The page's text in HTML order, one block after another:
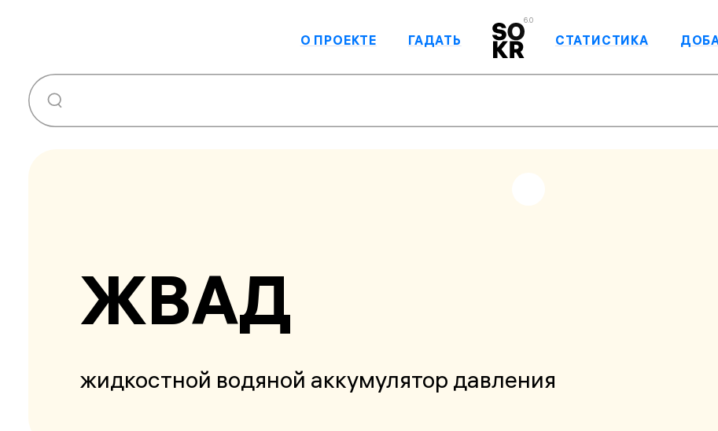
6.0
О ПРОЕКТЕ ГАДАТЬ СТАТИСТИКА
ЖВАД
жидкостной водяной аккумулятор давления